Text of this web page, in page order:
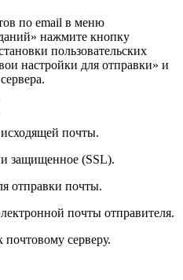
по email в меню
нажмите кнопку
пользовательских
настройки для отправки» и
исходящей почты.
защищенное (SSL).
отправки почты.
почты отправителя.
почтовому серверу.